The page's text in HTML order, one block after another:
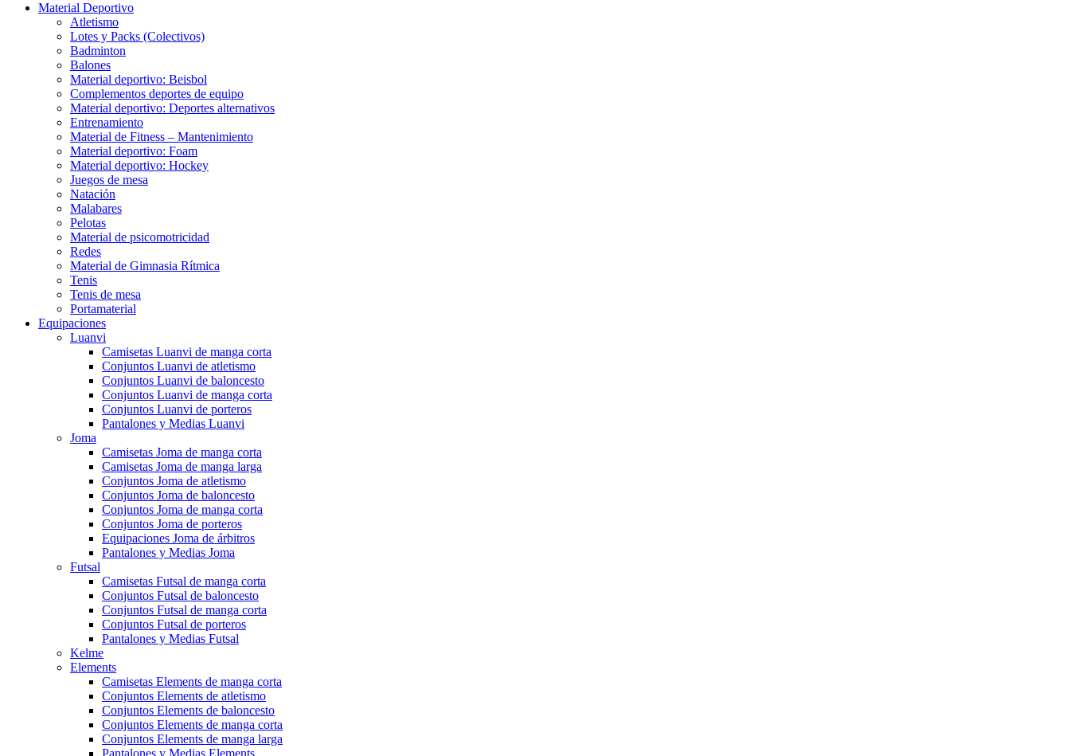
Material Deportivo
Atletismo
Lotes y Packs (Colectivos)
Badminton
Balones
Material deportivo: Beisbol
Complementos deportes de equipo
Material deportivo: Deportes alternativos
Entrenamiento
Material de Fitness – Mantenimiento
Material deportivo: Foam
Material deportivo: Hockey
Juegos de mesa
Natación
Malabares
Pelotas
Material de psicomotricidad
Redes
Material de Gimnasia Rítmica
Tenis
Tenis de mesa
Portamaterial
Equipaciones
Luanvi
Camisetas Luanvi de manga corta
Conjuntos Luanvi de atletismo
Conjuntos Luanvi de baloncesto
Conjuntos Luanvi de manga corta
Conjuntos Luanvi de porteros
Pantalones y Medias Luanvi
Joma
Camisetas Joma de manga corta
Camisetas Joma de manga larga
Conjuntos Joma de atletismo
Conjuntos Joma de baloncesto
Conjuntos Joma de manga corta
Conjuntos Joma de porteros
Equipaciones Joma de árbitros
Pantalones y Medias Joma
Futsal
Camisetas Futsal de manga corta
Conjuntos Futsal de baloncesto
Conjuntos Futsal de manga corta
Conjuntos Futsal de porteros
Pantalones y Medias Futsal
Kelme
Elements
Camisetas Elements de manga corta
Conjuntos Elements de atletismo
Conjuntos Elements de baloncesto
Conjuntos Elements de manga corta
Conjuntos Elements de manga larga
Pantalones y Medias Elements